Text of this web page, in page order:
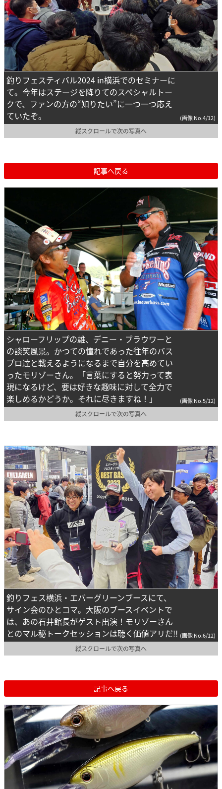
釣りフェスティバル2024 in横浜でのセミナーに
て。今年はステージを降りてのスペシャルトー
クで、ファンの方の“知りたい”に一つ一つ応え
ていたぞ。
(画像 No.4/12)
縦スクロールで次の写真へ
記事へ戻る
シャローフリップの雄、デニー・ブラウワーと
の談笑風景。かつての憧れであった往年のバス
プロ達と戦えるようになるまで自分を高めてい
ったモリゾーさん。「言葉にすると努力って表
現になるけど、要は好きな趣味に対して全力で
楽しめるかどうか。それに尽きますね！」
(画像 No.5/12)
縦スクロールで次の写真へ
釣りフェス横浜・エバーグリーンブースにて、
サイン会のひとコマ。大阪のブースイベントで
は、あの石井館長がゲスト出演！モリゾーさん
とのマル秘トークセッションは聴く価値アリだ!! (画像 No.6/12)
縦スクロールで次の写真へ
記事へ戻る